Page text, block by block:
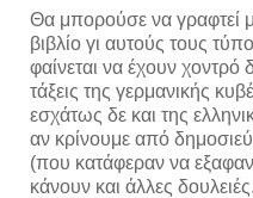
Θα μπορούσε να γραφτεί
βιβλίο γι αυτούς τους
φαίνεται να έχουν χοντρό
τάξεις της γερμανικής
εσχάτως δε και της
αν κρίνουμε από
(που κατάφεραν να
κάνουν και άλλες